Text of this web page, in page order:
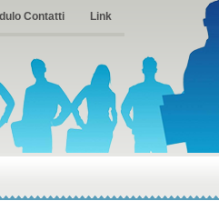
Contatti Link